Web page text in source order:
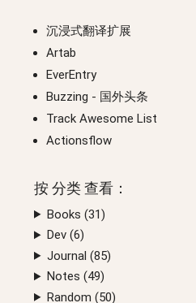
沉浸式翻译扩展
Artab
EverEntry
Buzzing - 国外头条
Track Awesome List
Actionsflow
按 分类 查看：
Books (31)
Dev (6)
Journal (85)
Notes (49)
Random (50)